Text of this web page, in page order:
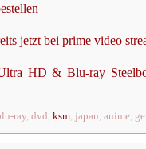
jetzt bei prime video
HD & Blu-ray
ray, dvd, ksm, japan, anime,